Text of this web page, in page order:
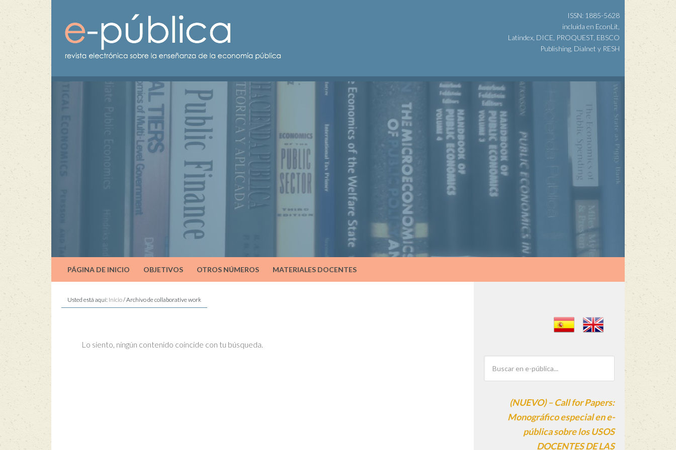
ISSN: 1885-5628
incluida en EconLit,
Latindex, DICE, PROQUEST, EBSCO
Publishing, Dialnet y RESH
PÁGINA DE INICIO OBJETIVOS OTROS NÚMEROS MATERIALES DOCENTES
Usted está aquí: Inicio/Archivo de collaborative work
Lo siento, ningún contenido coincide con tu búsqueda.
(NUEVO) – Call for Papers:
Monográfico especial en e-
pública sobre los USOS
DOCENTES DE LAS